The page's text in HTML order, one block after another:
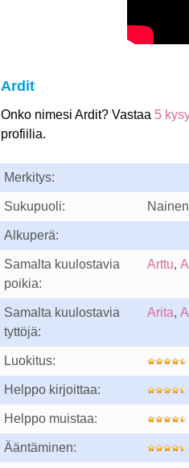
Ardit
Onko nimesi Ardit? Vastaa 5
profiilia.
Merkitys:
Sukupuoli: Nainen
Alkuperä:
Samalta kuulostavia
poikia:
Arttu,
Samalta kuulostavia
tyttöjä:
Arita,
Luokitus:
Helppo kirjoittaa:
Helppo muistaa:
Ääntäminen: